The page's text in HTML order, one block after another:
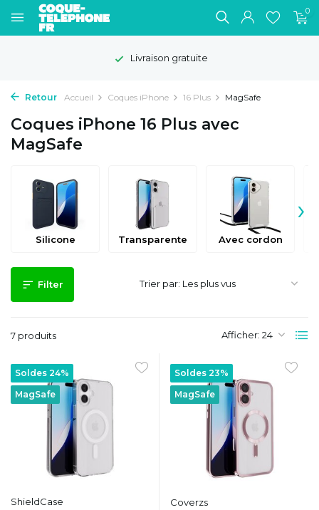
0
Livraison gratuite
Retour Accueil Coques iPhone 16 Plus MagSafe
Coques iPhone 16 Plus avec
MagSafe
Silicone Transparente Avec cordon
›
Filter
7 produits Afficher:
Trier par:
MagSafe
Soldes 24%
ShieldCase
MagSafe
Soldes 23%
Coverzs